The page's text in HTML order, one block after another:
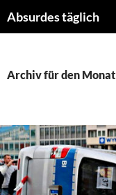
Absurdes täglich
Archiv für den